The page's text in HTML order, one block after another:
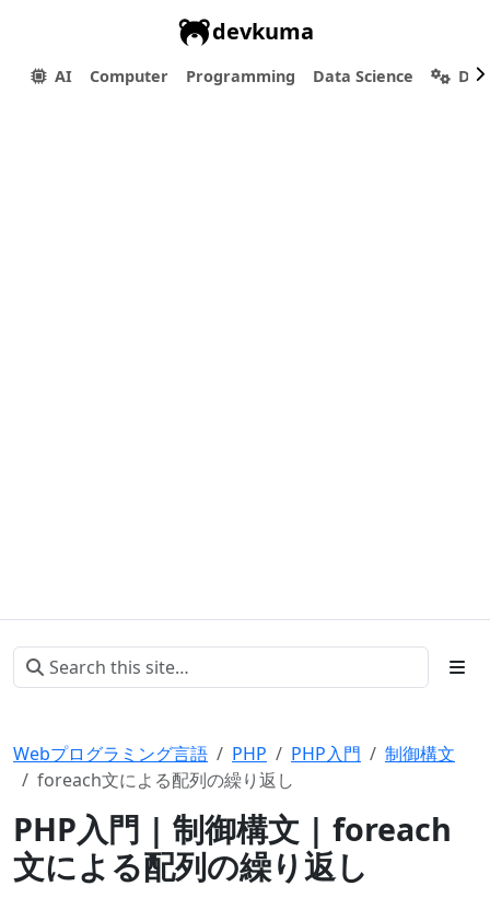
devkuma
AI Computer Programming Data Science
Webプログラミング言語 PHP PHP入門
制御構文
foreach文による配列の繰り返し
PHP入門 | 制御構文 | foreach
文による配列の繰り返し